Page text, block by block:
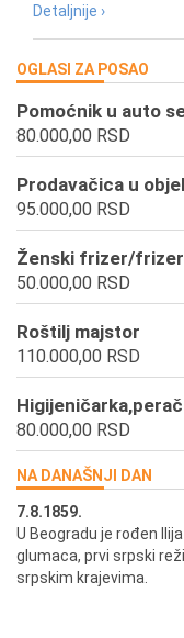
Detaljnije ›
OGLASI ZA POSAO
Pomoćnik u auto
80.000,00 RSD
Prodavačica u
95.000,00 RSD
Ženski frizer/
50.000,00 RSD
Roštilj majstor
110.000,00 RSD
80.000,00 RSD
NA DANAŠNJI DAN
7.8.1859.
U Beogradu je rođen
glumaca, prvi srpski
srpskim krajevima.